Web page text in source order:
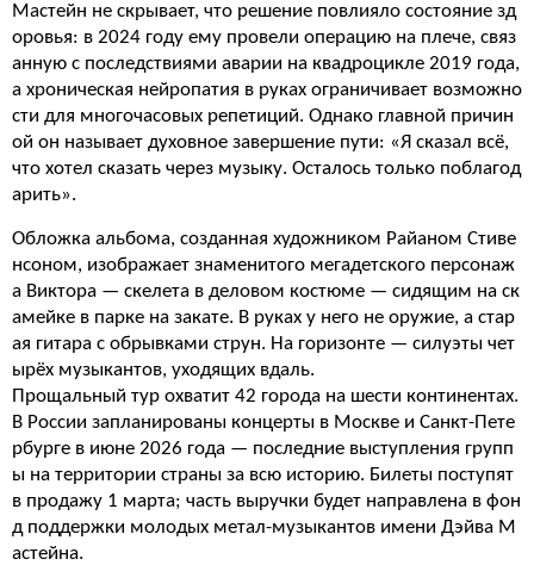
Мастейн не скрывает, что решение повлияло состояние зд
оровья: в 2024 году ему провели операцию на плече, связ
анную с последствиями аварии на квадроцикле 2019 года,
а хроническая нейропатия в руках ограничивает возможно
сти для многочасовых репетиций. Однако главной причин
ой он называет духовное завершение пути: «Я сказал всё,
что хотел сказать через музыку. Осталось только поблагод
арить».
Обложка альбома, созданная художником Райаном Стиве
нсоном, изображает знаменитого мегадетского персонаж
а Виктора — скелета в деловом костюме — сидящим на ск
амейке в парке на закате. В руках у него не оружие, а стар
ая гитара с обрывками струн. На горизонте — силуэты чет
ырёх музыкантов, уходящих вдаль.
Прощальный тур охватит 42 города на шести континентах.
В России запланированы концерты в Москве и Санкт-Пете
рбурге в июне 2026 года — последние выступления групп
ы на территории страны за всю историю. Билеты поступят
в продажу 1 марта; часть выручки будет направлена в фон
д поддержки молодых метал-музыкантов имени Дэйва М
астейна.